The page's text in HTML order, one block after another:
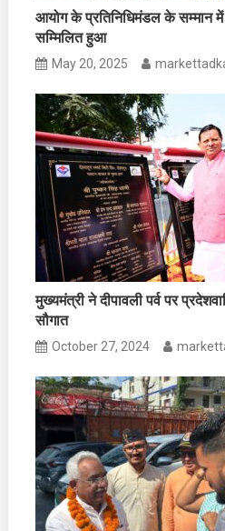
आयोग के प्रतिनिधिमंडल के सम्मान
सम्मिलित हुआ
May 20, 2025
मुख्यमंत्री ने दीपावली पर्व पर
सौगात
October 27, 2024